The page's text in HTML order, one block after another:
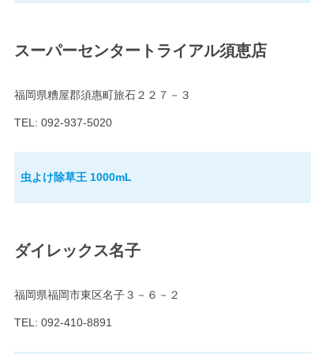
スーパーセンタートライアル須恵店
福岡県糟屋郡須惠町旅石２２７－３
TEL: 092-937-5020
虫よけ除草王 1000mL
ダイレックス名子
福岡県福岡市東区名子３－６－２
TEL: 092-410-8891